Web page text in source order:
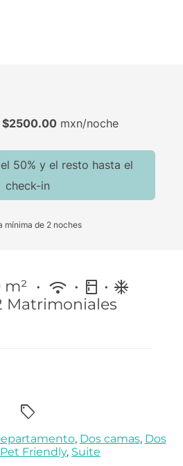
$2500.00 mxn/noche
50% y el resto hasta el
check-in
mínima de 2 noches
m² • wifi• kitchen • ac_unit
Matrimoniales
sell
, Dos camas, Dos
Pet Friendly, Suite